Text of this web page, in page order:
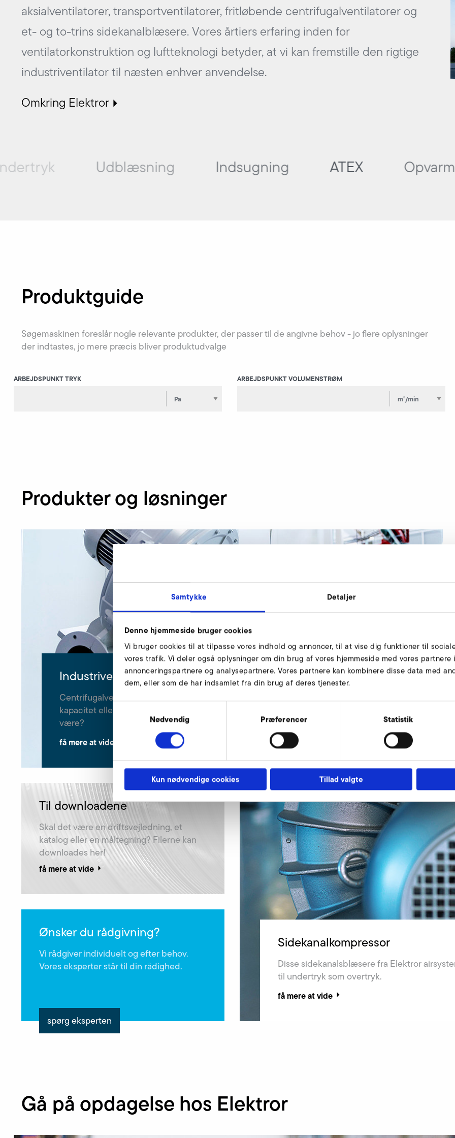
Samtykke Detaljer
Denne hjemmeside bruger cookies
Vi bruger cookies til at tilpasse vores indhold og annoncer, til at vise dig funktioner til
vores trafik. Vi deler også oplysninger om din brug af vores hjemmeside med vores partnere
annonceringspartnere og analysepartnere. Vores partnere kan kombinere disse data med
dem, eller som de har indsamlet fra din brug af deres tjenester.
Nødvendig Præferencer Statistik
Kun nødvendige cookies Tillad valgte
aksialventilatorer, transportventilatorer, fritløbende centrifugalventilatorer og
et- og to-trins sidekanalblæsere. Vores årtiers erfaring inden for
ventilatorkonstruktion og luftteknologi betyder, at vi kan fremstille den rigtige
industriventilator til næsten enhver anvendelse.
Omkring Elektror
Udblæsning Indsugning ATEX
Produktguide
Søgemaskinen foreslår nogle relevante produkter, der passer til de angivne behov - jo flere oplysninger
der indtastes, jo mere præcis bliver produktudvalge
ARBEJDSPUNKT TRYK ARBEJDSPUNKT VOLUMENSTRØM
Produkter og løsninger
Industriventilatorer
Centrifugalventilator, aksialventilator, industriventilator med stor
kapacitet eller transportventilator - hvilken ventilator skal det
være?
få mere at vide
Til downloadene
Skal det være en driftsvejledning, et
katalog eller en måltegning? Filerne kan
downloades her!
få mere at vide
Ønsker du rådgivning?
Vi rådgiver individuelt og efter behov.
Vores eksperter står til din rådighed.
spørg eksperten
Sidekanalkompressor
Disse sidekanalsblæsere fra Elektror
til undertryk som overtryk.
få mere at vide
Gå på opdagelse hos Elektror